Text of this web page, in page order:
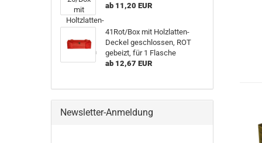
ab 11,20 EUR
41Rot/Box mit Holzlatten-
Deckel geschlossen, ROT
gebeizt, für 1 Flasche
ab 12,67 EUR
Newsletter-Anmeldung